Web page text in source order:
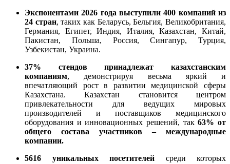
Экспонентами 2026 года выступили 400 компаний из
24 стран, таких как Беларусь, Бельгия, Великобритания,
Германия, Египет, Индия, Италия, Казахстан, Китай,
Пакистан, Польша, Россия, Сингапур, Турция,
Узбекистан, Украина.
37% стендов принадлежат казахстанским
компаниям, демонстрируя весьма яркий и
впечатляющий рост в развитии медицинской сферы
Казахстана. Казахстан становится центром
привлекательности для ведущих мировых
производителей и поставщиков медицинского
оборудования и инновационных решений, так63% от
общего состава участников – международные
компании.
5616 уникальных посетителей среди которых